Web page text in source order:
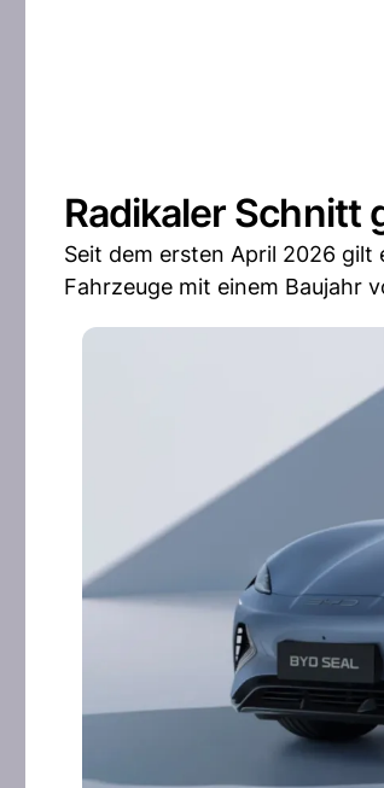
Radikaler Schnitt
Seit dem ersten April 2026
Fahrzeuge mit einem Baujahr